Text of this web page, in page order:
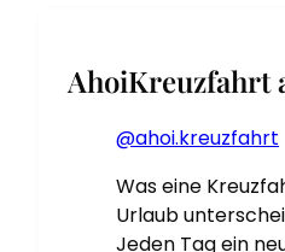
AhoiKreuzfahrt
@ahoi.kreuzfahrt
Was eine
Urlaub
Jeden Tag ein